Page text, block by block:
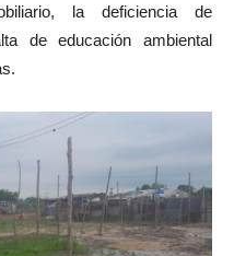
la deficiencia de
de educación ambiental